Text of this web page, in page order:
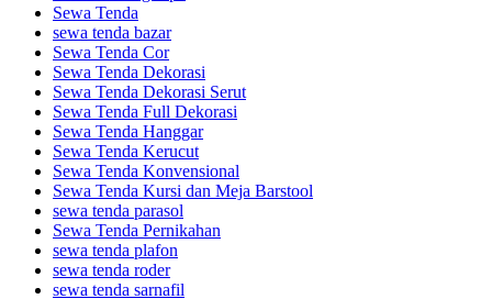
Sewa Tenda
sewa tenda bazar
Sewa Tenda Cor
Sewa Tenda Dekorasi
Sewa Tenda Dekorasi Serut
Sewa Tenda Full Dekorasi
Sewa Tenda Hanggar
Sewa Tenda Kerucut
Sewa Tenda Konvensional
Sewa Tenda Kursi dan Meja Barstool
sewa tenda parasol
Sewa Tenda Pernikahan
sewa tenda plafon
sewa tenda roder
sewa tenda sarnafil